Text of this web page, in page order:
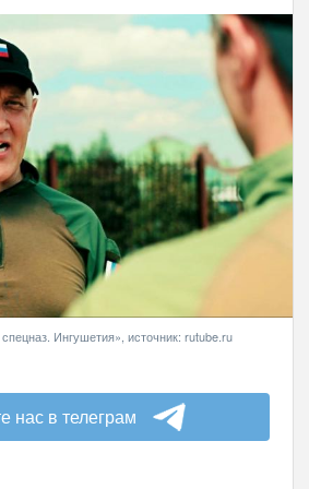
Ингушетия», источник: rutube.ru
нас в телеграм